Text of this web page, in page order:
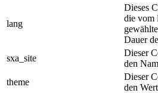
lang
Dieses
die vom
Dauer
sxa_site
Dieser
den
theme
Dieser
den